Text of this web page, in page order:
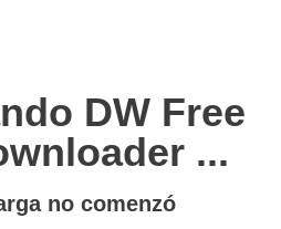
DW Free
...
no comenzó